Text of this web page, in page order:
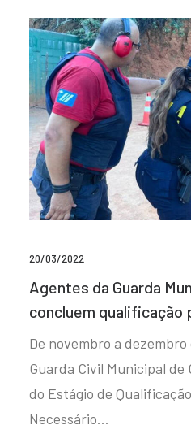
20/03/2022
Agentes da Guarda
concluem qualificação
De novembro a
Guarda Civil Municipal
do Estágio de
Necessário…